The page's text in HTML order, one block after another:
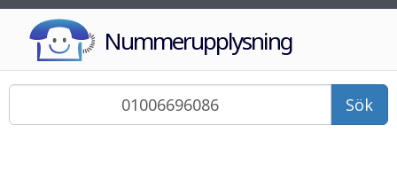
Nummerupplysning
Sök